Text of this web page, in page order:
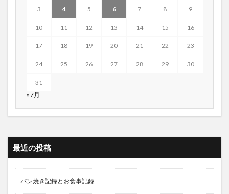
3 4 5 6 7 8 9
10 11 12 13 14 15 16
17 18 19 20 21 22 23
24 25 26 27 28 29 30
31
« 7月
最近の投稿
パン焼き記録とお食事記録